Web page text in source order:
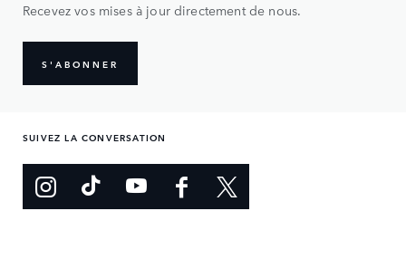
Recevez vos mises à jour directement de nous.
S'ABONNER
SUIVEZ LA CONVERSATION